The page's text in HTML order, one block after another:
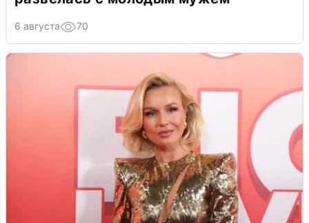
6 августа 70